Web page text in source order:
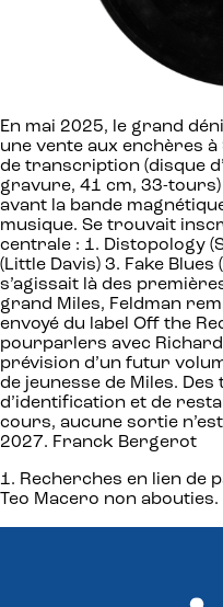
En mai 2025, le grand
une vente aux enchères
de transcription (disque
gravure, 41 cm, 33-
avant la bande
musique. Se trouvait
centrale : 1. Distopology
(Little Davis) 3. Fake
s’agissait là des
grand Miles, Feldman
envoyé du label Off the
pourparlers avec Richard
prévision d’un futur
de jeunesse de Miles.
d’identification et de
cours, aucune sortie
2027. Franck Bergerot
1. Recherches en lien de
Teo Macero non abouties.